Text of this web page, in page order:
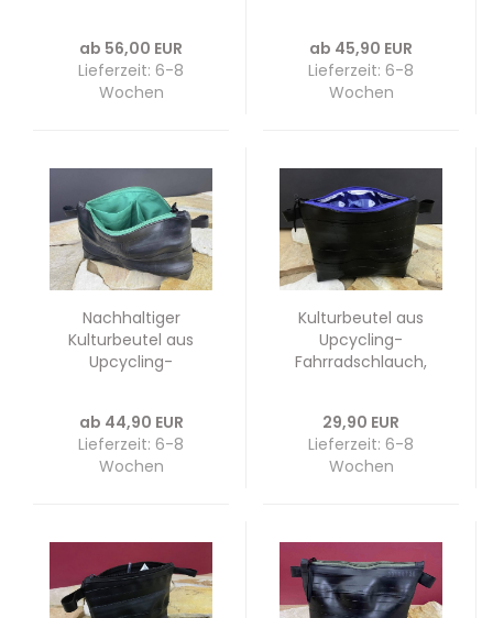
Reißverschluss
ab 56,00 EUR
Lieferzeit: 6-8
Wochen
ab 45,90 EUR
Lieferzeit: 6-8
Wochen
Nachhaltiger
Kulturbeutel aus
Upcycling-
kompakte Maße
ab 44,90 EUR
Lieferzeit: 6-8
Wochen
Kulturbeutel aus
Upcycling-
Fahrradschlauch,
Lunchbag, Brottüte
29,90 EUR
Lieferzeit: 6-8
Wochen